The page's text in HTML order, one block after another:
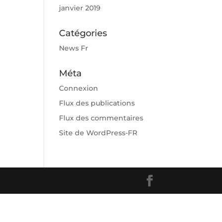
janvier 2019
Catégories
News Fr
Méta
Connexion
Flux des publications
Flux des commentaires
Site de WordPress-FR